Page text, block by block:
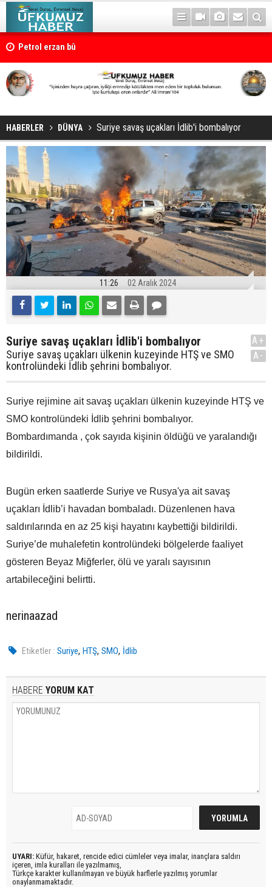
Petrol erzan bû
HABERLER DÜNYA Suriye savaş uçakları İdlib'i bombalıyor
11:26 02 Aralık 2024
Suriye savaş uçakları İdlib'i bombalıyor
Suriye savaş uçakları ülkenin kuzeyinde HTŞ ve SMO
kontrolündeki İdlib şehrini bombalıyor.
A+
A-
Suriye rejimine ait savaş uçakları ülkenin kuzeyinde HTŞ ve
SMO kontrolündeki İdlib şehrini bombalıyor.
Bombardımanda , çok sayıda kişinin öldüğü ve yaralandığı
bildirildi.
Bugün erken saatlerde Suriye ve Rusya'ya ait savaş
uçakları İdlib’i havadan bombaladı. Düzenlenen hava
saldırılarında en az 25 kişi hayatını kaybettiği bildirildi.
Suriye’de muhalefetin kontrolündeki bölgelerde faaliyet
gösteren Beyaz Miğferler, ölü ve yaralı sayısının
artabileceğini belirtti.
nerinaazad
Etiketler : Suriye,HTŞ,SMO, İdlib
HABERE YORUM KAT
UYARI: Küfür, hakaret, rencide edici cümleler veya imalar, inançlara saldırı
içeren, imla kuralları ile yazılmamış,
Türkçe karakter kullanılmayan ve büyük harflerle yazılmış yorumlar
onaylanmamaktadır.